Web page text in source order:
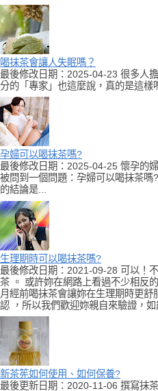
喝抹茶會讓人失眠嗎？
最後修改日期：2025-04-23 很多人
分的「專家」也這麼說，真的是這樣
孕婦可以喝抹茶嗎?
最後修改日期：2025-04-25 懷孕的
被問到一個問題：孕婦可以喝抹茶
的結論是...
生理期時可以喝抹茶嗎?
最後修改日期：2021-09-28 可以！
茶 。 或許妳在網路上看過不少相反
月經前喝抹茶會讓妳在生理期時更
認 ，所以我們歡迎妳親自來驗證，如
新茶筅如何使用、如何保養?
最後更新日期：2020-11-06 撰寫抹